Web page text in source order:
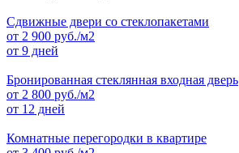
Сдвижные двери со стеклопакетами
от 2 900 руб./м2
от 9 дней
Бронированная стеклянная входная дверь
от 2 800 руб./м2
от 12 дней
Комнатные перегородки в квартире